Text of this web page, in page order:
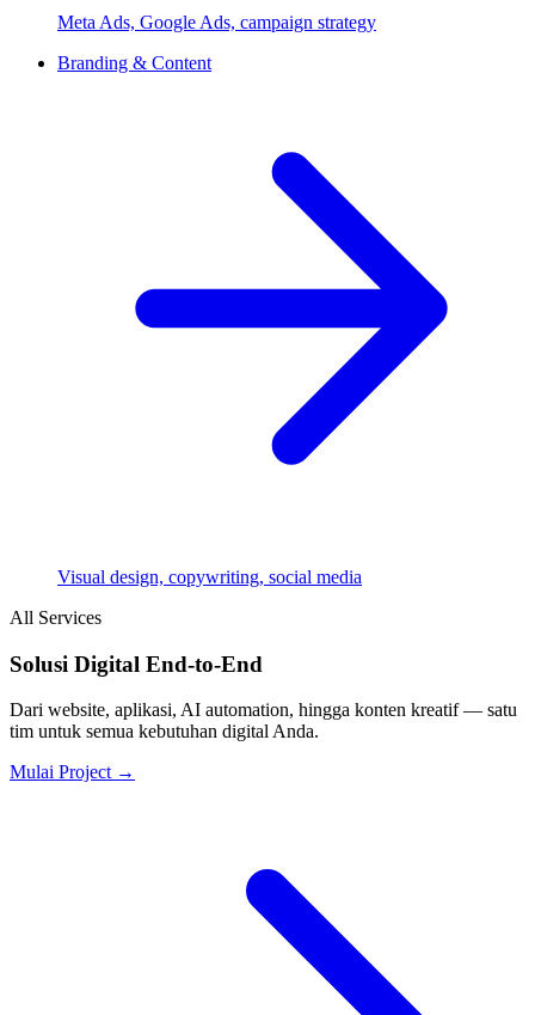
Meta Ads, Google Ads, campaign strategy
Branding & Content
Visual design, copywriting, social media
All Services
Solusi Digital End-to-End
Dari website, aplikasi, AI automation, hingga konten kreatif — satu
tim untuk semua kebutuhan digital Anda.
Mulai Project →